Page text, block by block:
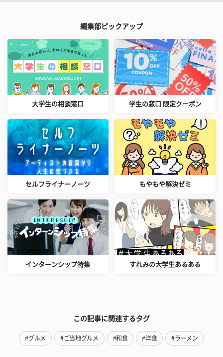
編集部ピックアップ
大学生の相談窓口 学生の窓口 限定クーポン
セルフライナーノーツ もやもや解決ゼミ
インターンシップ特集 すれみの大学生あるある
この記事に関連するタグ
#グルメ #ご当地グルメ #和食 #洋食 #ラーメン